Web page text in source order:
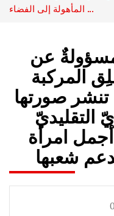
المأهولة إلى الفضاء ...
عن
المركبة
تنشر صورتها
التقليديّ
امرأة
شعبها